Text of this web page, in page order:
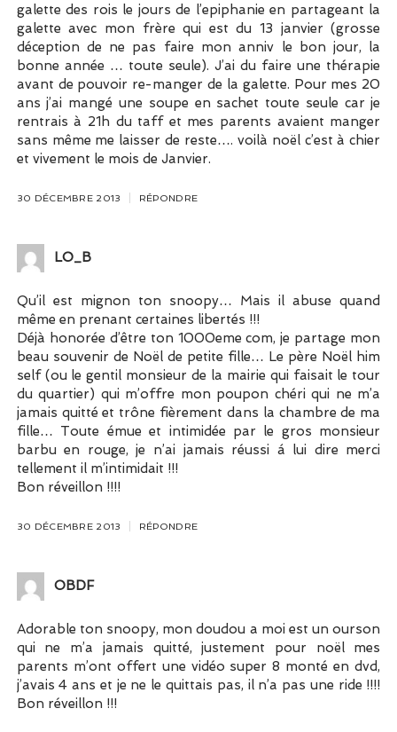
galette des rois le jours de l’epiphanie en partageant la
galette avec mon frère qui est du 13 janvier (grosse
déception de ne pas faire mon anniv le bon jour, la
bonne année … toute seule). J’ai du faire une thérapie
avant de pouvoir re-manger de la galette. Pour mes 20
ans j’ai mangé une soupe en sachet toute seule car je
rentrais à 21h du taff et mes parents avaient manger
sans même me laisser de reste…. voilà noël c’est à chier
et vivement le mois de Janvier.
30 DÉCEMBRE 2013 RÉPONDRE
LO_B
Qu’il est mignon ton snoopy… Mais il abuse quand
même en prenant certaines libertés !!!
Déjà honorée d’être ton 1000eme com, je partage mon
beau souvenir de Noël de petite fille… Le père Noël him
self (ou le gentil monsieur de la mairie qui faisait le tour
du quartier) qui m’offre mon poupon chéri qui ne m’a
jamais quitté et trône fièrement dans la chambre de ma
fille… Toute émue et intimidée par le gros monsieur
barbu en rouge, je n’ai jamais réussi á lui dire merci
tellement il m’intimidait !!!
Bon réveillon !!!!
30 DÉCEMBRE 2013 RÉPONDRE
OBDF
Adorable ton snoopy, mon doudou a moi est un ourson
qui ne m’a jamais quitté, justement pour noël mes
parents m’ont offert une vidéo super 8 monté en dvd,
j’avais 4 ans et je ne le quittais pas, il n’a pas une ride !!!!
Bon réveillon !!!